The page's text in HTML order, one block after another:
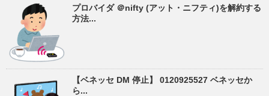
プロバイダ ＠nifty (アット・ニフティ)を解約する
方法...
【ベネッセ DM 停止】 0120925527 ベネッセか
ら...